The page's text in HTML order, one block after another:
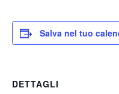
Salva nel tuo
DETTAGLI